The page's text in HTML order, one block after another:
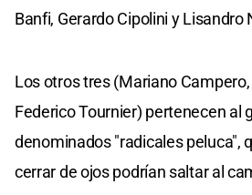
Banfi, Gerardo Cipolini y Lisandro
Los otros tres (Mariano
Federico Tournier) pertenecen al
denominados "radicales peluca",
cerrar de ojos podrían saltar al